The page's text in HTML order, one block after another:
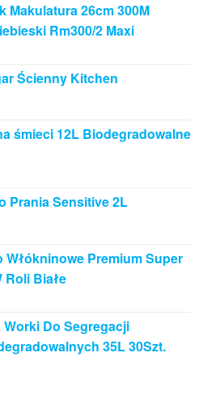
Makulatura 26cm 300M
Rm300/2 Maxi
Ścienny Kitchen
śmieci 12L Biodegradowalne
Prania Sensitive 2L
Włókninowe Premium Super
Roli Białe
Do Segregacji
35L 30Szt.